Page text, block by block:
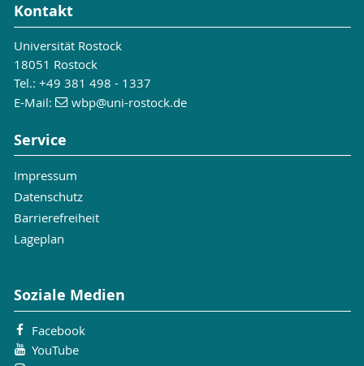
Kontakt
Universität Rostock
18051 Rostock
Tel.: +49 381 498 - 1337
E-Mail:
wbp@uni-rostock.de
Service
Impressum
Datenschutz
Barrierefreiheit
Lageplan
Soziale Medien
Facebook
YouTube